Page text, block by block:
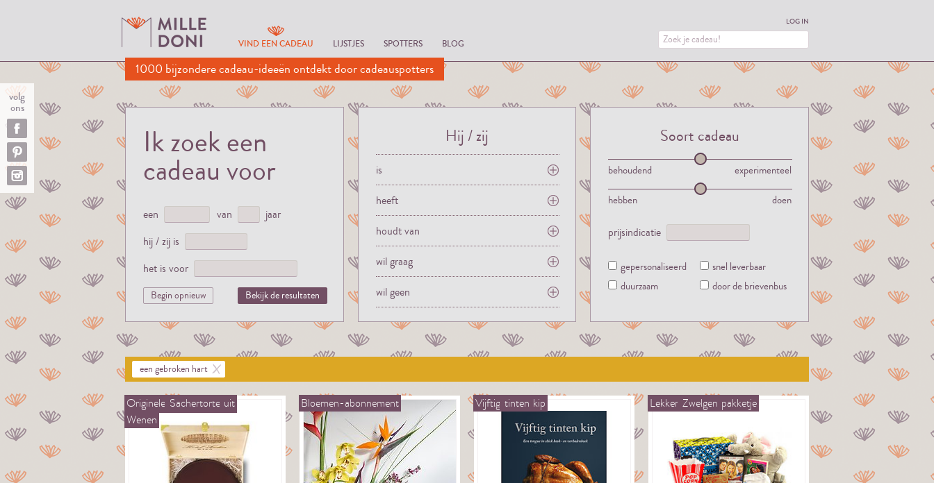
VIND EEN CADEAU LIJSTJES SPOTTERS BLOG
LOG IN
1000 bijzondere cadeau-ideeën ontdekt door cadeauspotters
volg
ons
Ik zoek een
cadeau voor
een van
jaar
hij / zij is
het is voor
Begin opnieuw Bekijk de resultaten
Hij / zij
is
heeft
houdt van
wil graag
wil geen
Soort cadeau
behoudend experimenteel
hebben doen
prijsindicatie
gepersonaliseerd
snel leverbaar
duurzaam
door de brievenbus
een gebroken hart
Originele Sachertorte uit
Wenen
Bloemen-abonnement Vijftig tinten kip Lekker Zwelgen pakketje